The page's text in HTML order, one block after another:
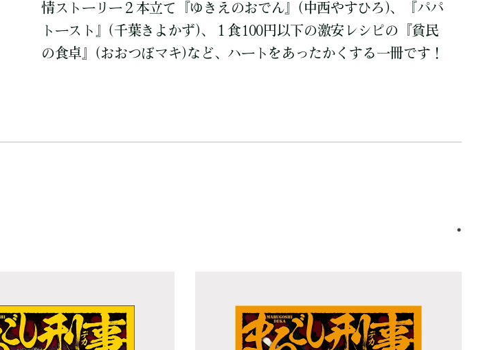
情ストーリー２本立て『ゆきえのおでん』(中西やすひろ)、『パパ
トースト』(千葉きよかず)、１食100円以下の激安レシピの『貧民
の食卓』(おおつぼマキ)など、ハートをあったかくする一冊です！